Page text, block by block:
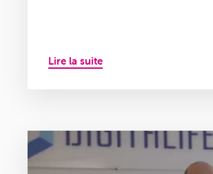
Lire la suite